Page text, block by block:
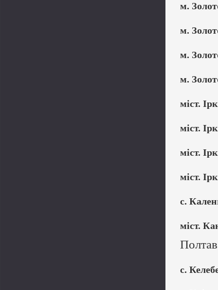
м.
м.
м.
м.
міст.
міст.
міст.
міст.
с.
міст.
с.